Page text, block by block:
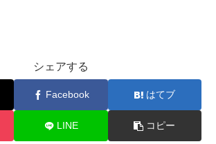
シェアする
Facebook はてブ
LINE コピー